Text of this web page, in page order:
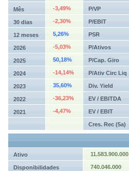
Mês -3,49% P/VP
30 dias -2,30% P/EBIT
12 meses 5,26% PSR
2026 -5,03% P/Ativos
2025 50,18% P/Cap. Giro
2024 -14,14% P/Ativ Circ Liq
2023 35,60% Div. Yield
2022 -36,23% EV / EBITDA
2021 -4,47% EV / EBIT
Cres. Rec (5a)
Ativo 11.583.900.000
Disponibilidades 740.046.000